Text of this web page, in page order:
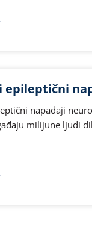
epileptični
napadaji
milijune ljudi